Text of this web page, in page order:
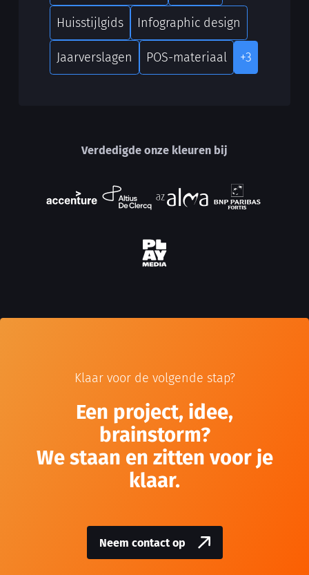
Huisstijlgids Infographic design
Jaarverslagen POS-materiaal +3
Verdedigde onze kleuren bij
Klaar voor de volgende stap?
Een project, idee,
brainstorm?
We staan en zitten voor je
klaar.
Neem contact op